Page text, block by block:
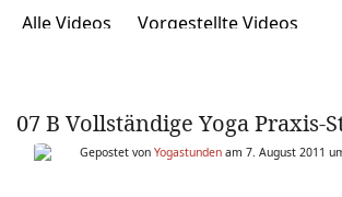
Alle Videos Vorgestellte Videos
07 B Vollständige Yoga
Gepostet von Yogastunden am 7. August 2011